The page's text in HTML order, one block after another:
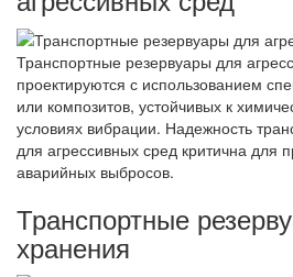
Транспортные резервуары для
проектируются с использованием
или композитов, устойчивых к
условиях вибрации. Надежность
для агрессивных сред критична для
аварийных выбросов.
Транспортные
хранения